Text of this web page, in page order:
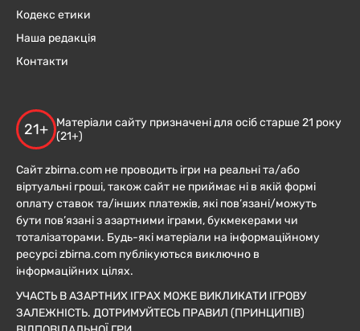
Кодекс етики
Наша редакція
Контакти
21+
Матеріали сайту призначені для осіб старше 21 року
(21+)
Сайт zbirna.com не проводить ігри на реальні та/або
віртуальні гроші, також сайт не приймає ні в якій формі
оплату ставок та/інших платежів, які пов’язані/можуть
бути пов’язані з азартними іграми, букмекерами чи
тоталізаторами. Будь-які матеріали на інформаційному
ресурсі zbirna.com публікуються виключно в
інформаційних цілях.
УЧАСТЬ В АЗАРТНИХ ІГРАХ МОЖЕ ВИКЛИКАТИ ІГРОВУ
ЗАЛЕЖНІСТЬ. ДОТРИМУЙТЕСЬ ПРАВИЛ (ПРИНЦИПІВ)